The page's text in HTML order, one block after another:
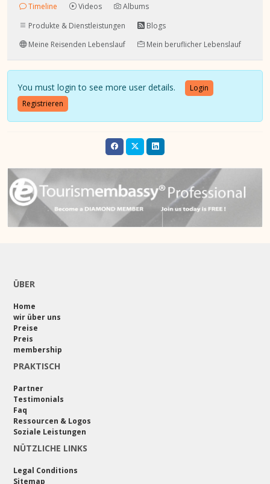
Timeline Videos
Albums
Produkte & Dienstleistungen
Blogs
Meine Reisenden Lebenslauf
Mein beruflicher Lebenslauf
You must login to see more user details.
Login
Registrieren
ÜBER
Home
wir über uns
Preise
Preis
membership
PRAKTISCH
Partner
Testimonials
Faq
Ressourcen & Logos
Soziale Leistungen
NÜTZLICHE LINKS
Legal Conditions
Sitemap